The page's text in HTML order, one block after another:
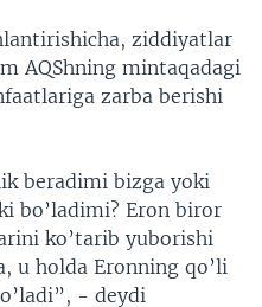
ziddiyatlar
AQShning mintaqadagi
zarba berishi
beradimi bizga yoki
bo’ladimi? Eron biror
ko’tarib yuborishi
u holda Eronning qo’li
- deydi